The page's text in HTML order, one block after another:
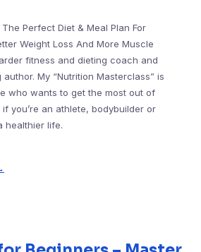
Perfect Diet & Meal Plan For
Weight Loss And More Muscle
fitness and dieting coach and
My “Nutrition Masterclass” is
who wants to get the most out of
you’re an athlete, bodybuilder or
healthier life.